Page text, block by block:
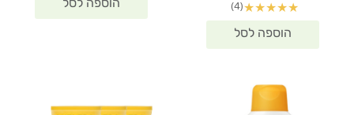
₪134.90.
★
★
★
★
★
(4)